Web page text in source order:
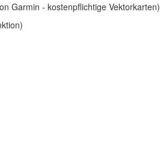
Garmin - kostenpflichtige Vektorkarten)